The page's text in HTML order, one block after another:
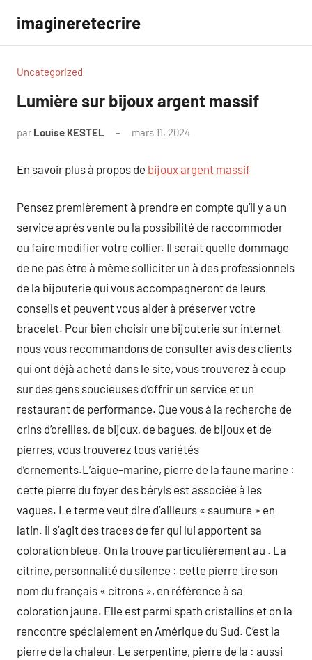
contenu
imagineretecrire
Uncategorized
Lumière sur bijoux argent massif
par Louise KESTEL mars 11, 2024
En savoir plus à propos de bijoux argent massif
Pensez premièrement à prendre en compte qu’il y a un
service après vente ou la possibilité de raccommoder
ou faire modifier votre collier. Il serait quelle dommage
de ne pas être à même solliciter un à des professionnels
de la bijouterie qui vous accompagneront de leurs
conseils et peuvent vous aider à préserver votre
bracelet. Pour bien choisir une bijouterie sur internet
nous vous recommandons de consulter avis des clients
qui ont déjà acheté dans le site, vous trouverez à coup
sur des gens soucieuses d’offrir un service et un
restaurant de performance. Que vous à la recherche de
crins d’oreilles, de bijoux, de bagues, de bijoux et de
pierres, vous trouverez tous variétés
d’ornements.L’aigue-marine, pierre de la faune marine :
cette pierre du foyer des béryls est associée à les
vagues. Le terme veut dire d’ailleurs « saumure » en
latin. il s’agit des traces de fer qui lui apportent sa
coloration bleue. On la trouve particulièrement au . La
citrine, personnalité du silence : cette pierre tire son
nom du français « citrons », en référence à sa
coloration jaune. Elle est parmi spath cristallins et on la
rencontre spécialement en Amérique du Sud. C’est la
pierre de la chaleur. Le serpentine, pierre de la : aussi